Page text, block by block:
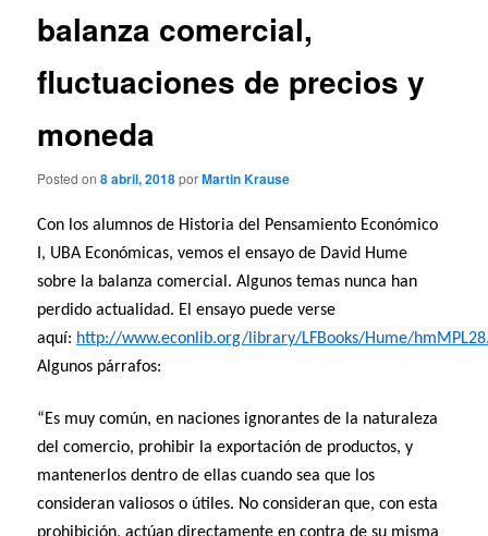
balanza comercial,
fluctuaciones de precios y
moneda
Posted on8 abril, 2018porMartin Krause
Con los alumnos de Historia del Pensamiento Económico
I, UBA Económicas, vemos el ensayo de David Hume
sobre la balanza comercial. Algunos temas nunca han
perdido actualidad. El ensayo puede verse
aquí: http://www.econlib.org/library/LFBooks/Hume/
Algunos párrafos:
“Es muy común, en naciones ignorantes de la naturaleza
del comercio, prohibir la exportación de productos, y
mantenerlos dentro de ellas cuando sea que los
consideran valiosos o útiles. No consideran que, con esta
prohibición, actúan directamente en contra de su misma